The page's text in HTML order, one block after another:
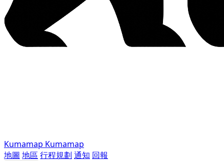
Kumamap Kumamap
地圖 地區 行程規劃 通知 回報